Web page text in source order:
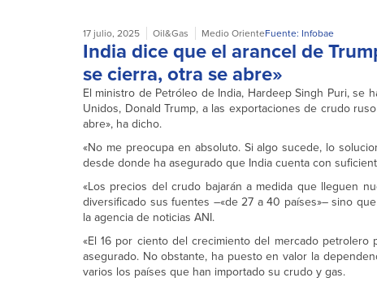
17 julio, 2025 Oil&Gas Medio OrienteFuente: Infobae
India dice que el arancel de
se cierra, otra se abre»
El ministro de Petróleo de India, Hardeep Singh Puri, se
Unidos, Donald Trump, a las exportaciones de crudo
abre», ha dicho.
«No me preocupa en absoluto. Si algo sucede, lo
desde donde ha asegurado que India cuenta con
«Los precios del crudo bajarán a medida que lleguen
diversificado sus fuentes –«de 27 a 40 países»– sino
la agencia de noticias ANI.
«El 16 por ciento del crecimiento del mercado
asegurado. No obstante, ha puesto en valor la
varios los países que han importado su crudo y gas.